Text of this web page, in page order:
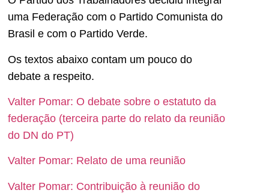
uma Federação com o Partido Comunista do
Brasil e com o Partido Verde.
Os textos abaixo contam um pouco do
debate a respeito.
Valter Pomar: O debate sobre o estatuto da
federação (terceira parte do relato da reunião
do DN do PT)
Valter Pomar: Relato de uma reunião
Valter Pomar: Contribuição à reunião do